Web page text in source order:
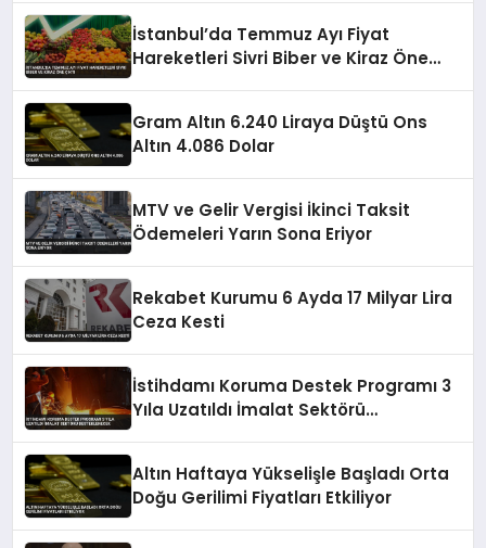
İstanbul’da Temmuz Ayı Fiyat
Hareketleri Sivri Biber ve Kiraz Öne
Gram Altın 6.240 Liraya Düştü Ons
Altın 4.086 Dolar
MTV ve Gelir Vergisi İkinci Taksit
Ödemeleri Yarın Sona Eriyor
Rekabet Kurumu 6 Ayda 17 Milyar Lira
Ceza Kesti
İstihdamı Koruma Destek Programı 3
Yıla Uzatıldı İmalat Sektörü
Altın Haftaya Yükselişle Başladı Orta
Doğu Gerilimi Fiyatları Etkiliyor